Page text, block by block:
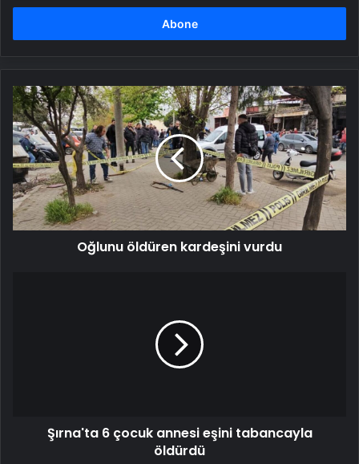
adresinizi
Oğlunu
öldüren
kardeşini
vurdu
Oğlunu öldüren kardeşini vurdu
Şırna'ta 6 çocuk annesi eşini tabancayla
öldürdü